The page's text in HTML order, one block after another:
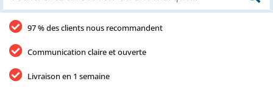
97 % des clients nous recommandent
Communication claire et ouverte
Livraison en 1 semaine